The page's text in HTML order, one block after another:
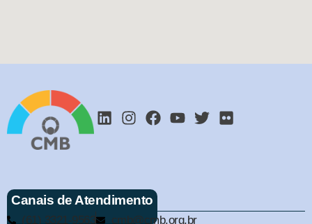
Canais de Atendimento
(61) 3321-9563 cmb@cmb.org.br